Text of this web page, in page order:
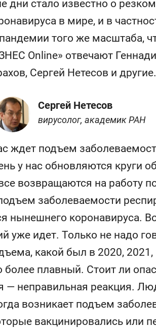
дни стало известно о
в мире, и в
того же масштаба,
Online» отвечают
Сергей Нетесов и другие.
Сергей Нетесов
вирусолог, академик РАН
ждет подъем
у нас обновляются круги
возвращаются на работу
заболеваемости
нынешнего коронавируса.
уже идет. Только не надо
какой был в 2020,
плавный. Стоит ли
— неправильная реакция.
возникает подъем
вакцинировались или
ГРУПП» и ВТБ
Казанью
Рекомендуем
150 камер